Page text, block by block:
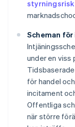
styrningsrisk
Scheman
under en viss
för handel
incitament
Offentliga
när större